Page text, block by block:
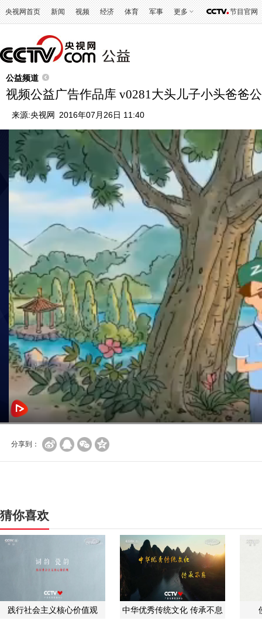
央视网首页 新闻 视频 经济 体育 军事 更多 节目官网
公益频道
视频公益广告作品库 v0281大头儿子小头爸爸
来源:央视网 2016年07月26日 11:40
分享到：
猜你喜欢
践行社会主义核心价值观 中华优秀传统文化 传承不息